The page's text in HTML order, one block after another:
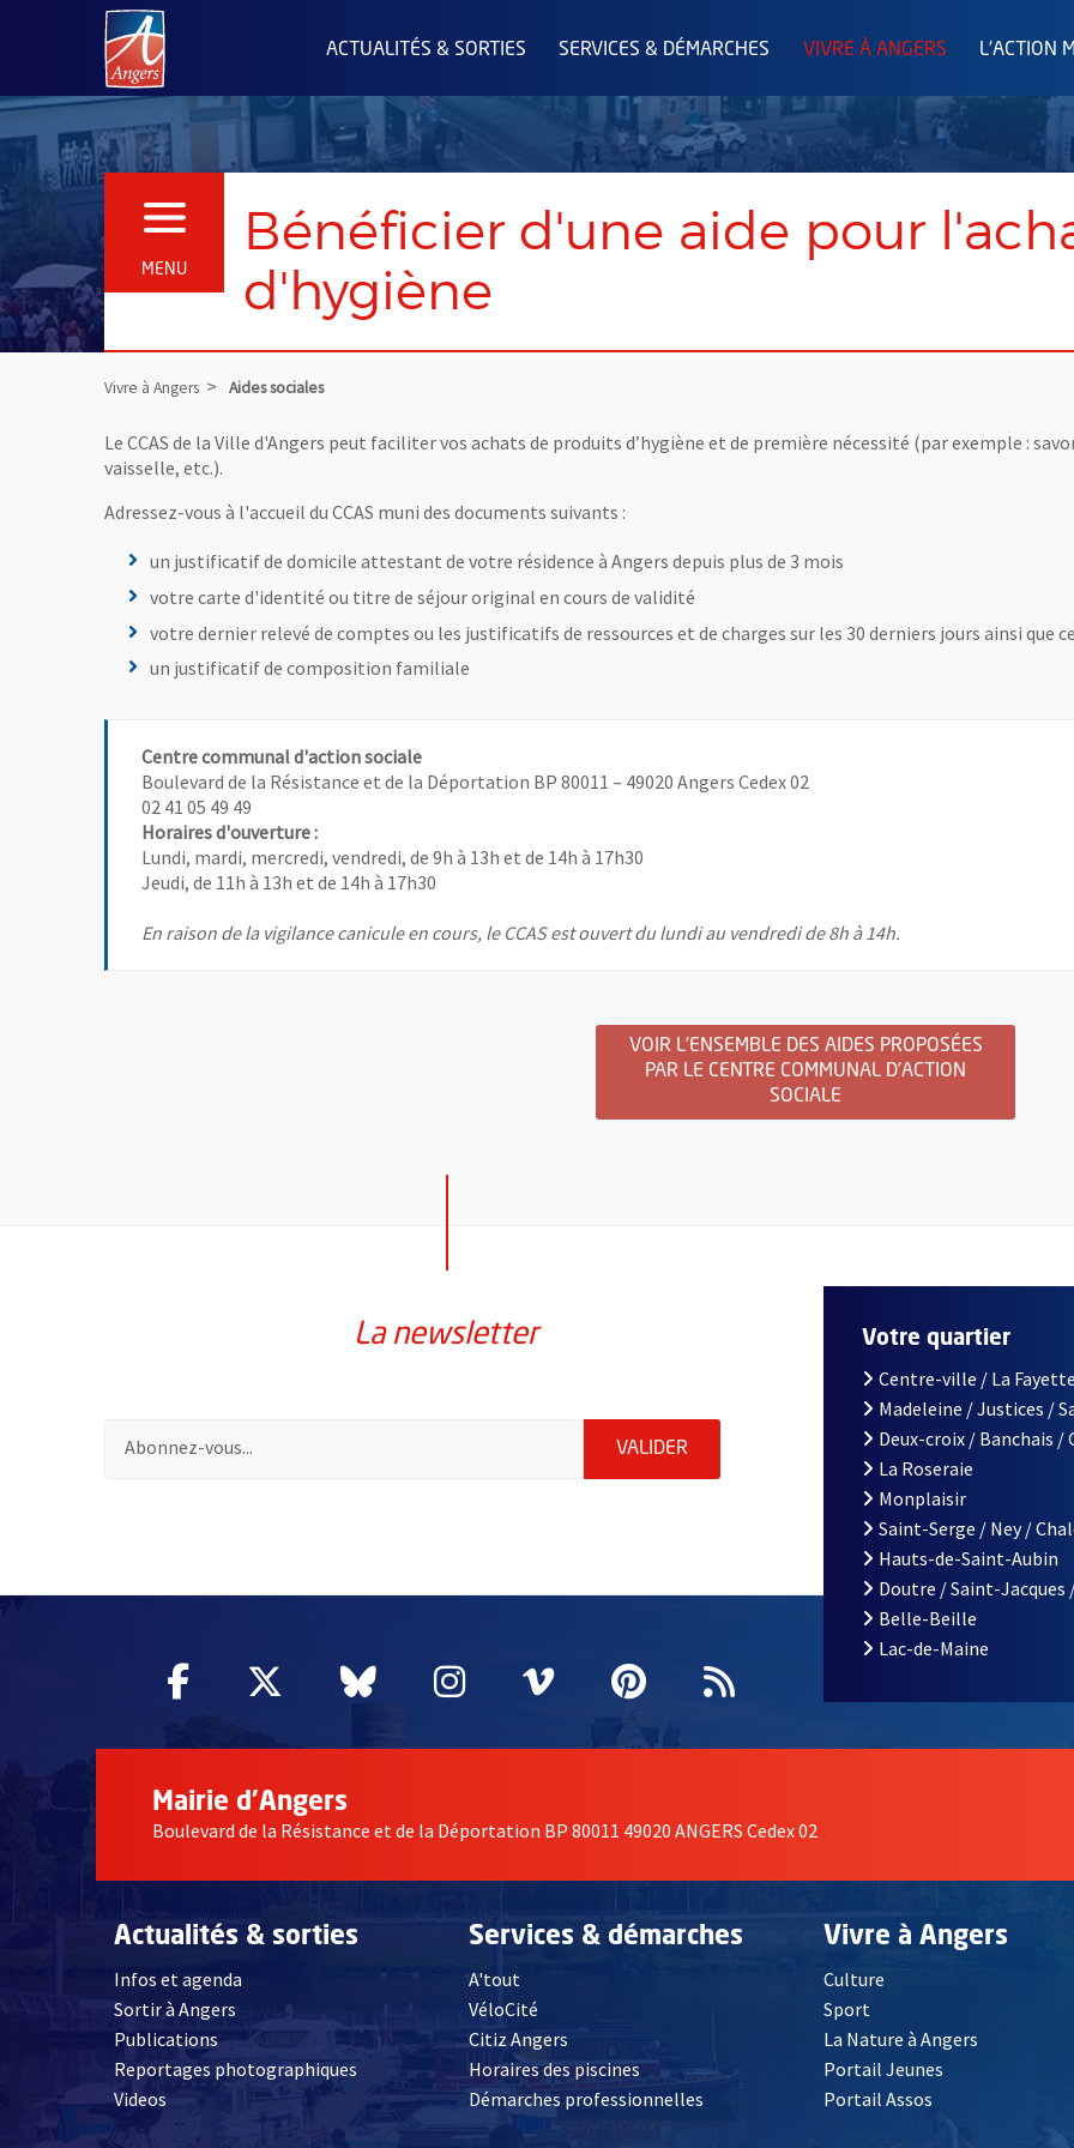
Angers.fr : Retour à l'accueil
ACTUALITÉS & SORTIES SERVICES & DÉMARCHES VIVRE À ANGERS L'ACTION
MENU
OUVRIR LE MENU
Bénéficier d'une aide pour
d'hygiène
Vivre à Angers Aides sociales
Le CCAS de la Ville d'Angers peut faciliter vos achats de produits d’hygiène et de première nécessité (par exemple :
vaisselle, etc.).
Adressez-vous à l'accueil du CCAS muni des documents suivants :
un justificatif de domicile attestant de votre résidence à Angers depuis plus de 3 mois
votre carte d'identité ou titre de séjour original en cours de validité
votre dernier relevé de comptes ou les justificatifs de ressources et de charges sur les 30 derniers jours ainsi que
un justificatif de composition familiale
Centre communal d'action sociale
Boulevard de la Résistance et de la Déportation BP 80011 – 49020 Angers Cedex 02
02 41 05 49 49
Horaires d'ouverture :
Lundi, mardi, mercredi, vendredi, de 9h à 13h et de 14h à 17h30
Jeudi, de 11h à 13h et de 14h à 17h30
En raison de la vigilance canicule en cours, le CCAS est ouvert du lundi au vendredi de 8h à 14h.
VOIR L'ENSEMBLE DES AIDES PROPOSÉES
PAR LE CENTRE COMMUNAL D'ACTION
SOCIALE
La newsletter
Pour vous inscrire à la lettre d'information de la ville d'Angers, indiquez votre email (champ obligatoire)
VALIDERENVOYER MA DEMANDE D'INSCRIPTION À
Facebook
, Ouvre une nouvelle fenêtre
Twitter
, Ouvre une nouvelle fenêtre
Bluesky
, Ouvre une nouvelle fenêtre
Instagram
, Ouvre une nouvelle fenêtre
Vimeo
, Ouvre une nouvelle fenêtre
Pinterest
, Ouvre une nouvelle fenêtre
Flux RSS
Votre quartier
Centre-ville / La
Madeleine / Justices /
Deux-croix / Banchais /
La Roseraie
Monplaisir
Saint-Serge / Ney /
Hauts-de-Saint-Aubin
Doutre / Saint-Jacques
Belle-Beille
Lac-de-Maine
Mairie d'Angers
Boulevard de la Résistance et de la Déportation BP 80011 49020 ANGERS Cedex 02
Actualités & sorties
Infos et agenda
Sortir à Angers
Publications
Reportages photographiques
Videos, Ouvre une nouvelle fenêtre
Services & démarches
A'tout
VéloCité
Citiz Angers , Ouvre une nouvelle fenêtre
Horaires des piscines
Démarches professionnelles
Vivre à Angers
Culture
Sport
La Nature à Angers
Portail Jeunes
Portail Assos